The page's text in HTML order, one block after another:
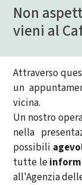
Non
vieni al
Attraverso
un
vicina.
Un nostro
nella
possibili
tutte le
all'Agenzia